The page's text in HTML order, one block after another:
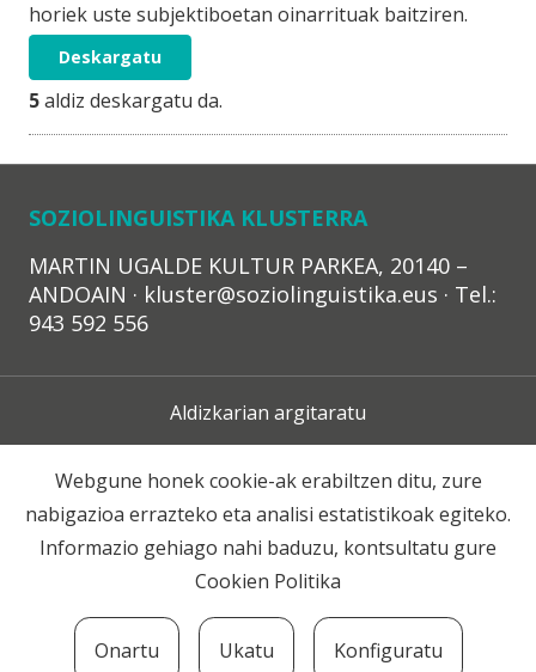
horiek uste subjektiboetan oinarrituak baitziren.
Deskargatu
5aldiz deskargatu da.
SOZIOLINGUISTIKA KLUSTERRA
MARTIN UGALDE KULTUR PARKEA, 20140 –
ANDOAIN · kluster@soziolinguistika.eus · Tel.:
943 592 556
Aldizkarian argitaratu
Lege Oharra
Harpidetza
© 2020 Soziolinguistika Klusterra
Webgune honek cookie-ak erabiltzen ditu, zure
nabigazioa errazteko eta analisi estatistikoak egiteko.
Informazio gehiago nahi baduzu, kontsultatu gure
Cookien Politika
Onartu Ukatu Konfiguratu